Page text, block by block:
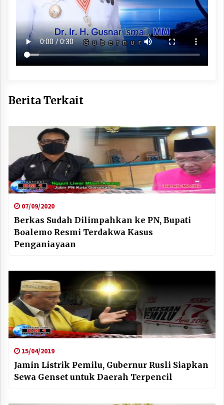
Berita Terkait
07/09/2020
Berkas Sudah Dilimpahkan ke PN, Bupati
Boalemo Resmi Terdakwa Kasus
Penganiayaan
15/04/2019
Jamin Listrik Pemilu, Gubernur Rusli Siapkan
Sewa Genset untuk Daerah Terpencil